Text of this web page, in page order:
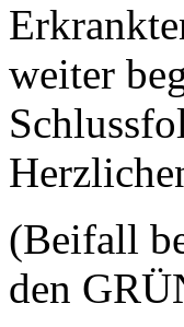
weiter
(Beifall
den